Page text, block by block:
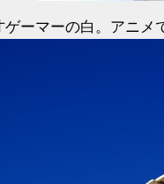
ーマーの白。アニメ